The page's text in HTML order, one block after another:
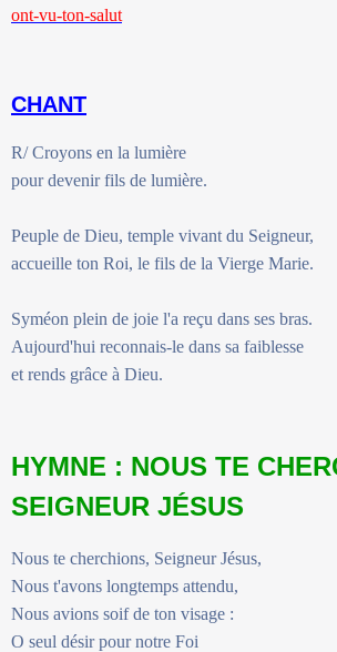
ont-vu-ton-salut
CHANT
R/ Croyons en la lumière
pour devenir fils de lumière.
Peuple de Dieu, temple vivant du Seigneur,
accueille ton Roi, le fils de la Vierge Marie.
Syméon plein de joie l'a reçu dans ses bras.
Aujourd'hui reconnais-le dans sa faiblesse
et rends grâce à Dieu.
HYMNE : NOUS TE
SEIGNEUR JÉSUS
Nous te cherchions, Seigneur Jésus,
Nous t'avons longtemps attendu,
Nous avions soif de ton visage :
O seul désir pour notre Foi